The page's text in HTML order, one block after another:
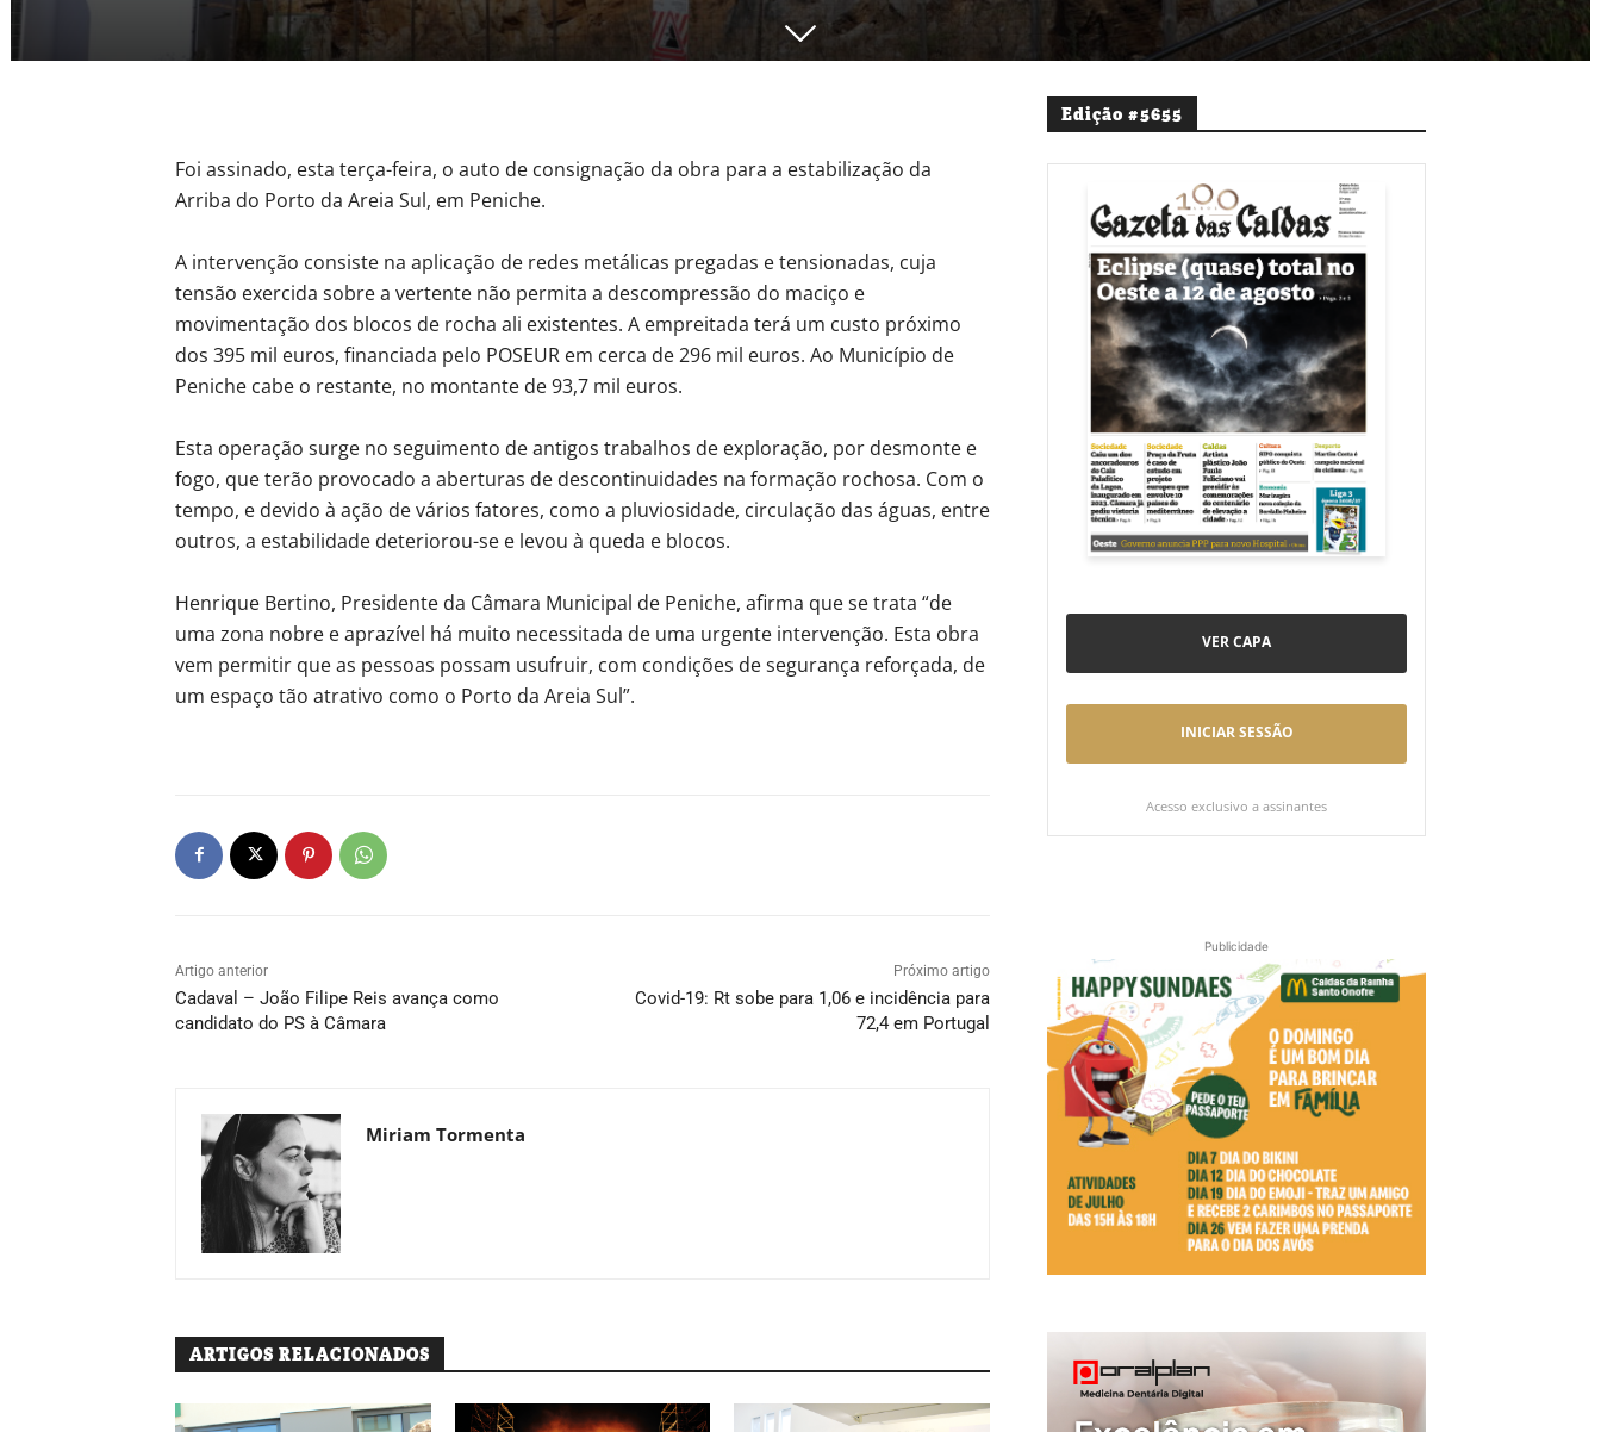
Foi assinado, esta terça-feira, o auto de consignação da obra para a estabilização da
Arriba do Porto da Areia Sul, em Peniche.
A intervenção consiste na aplicação de redes metálicas pregadas e tensionadas, cuja
tensão exercida sobre a vertente não permita a descompressão do maciço e
movimentação dos blocos de rocha ali existentes. A empreitada terá um custo próximo
dos 395 mil euros, financiada pelo POSEUR em cerca de 296 mil euros. Ao Município de
Peniche cabe o restante, no montante de 93,7 mil euros.
Esta operação surge no seguimento de antigos trabalhos de exploração, por desmonte e
fogo, que terão provocado a aberturas de descontinuidades na formação rochosa. Com o
tempo, e devido à ação de vários fatores, como a pluviosidade, circulação das águas, entre
outros, a estabilidade deteriorou-se e levou à queda e blocos.
Henrique Bertino, Presidente da Câmara Municipal de Peniche, afirma que se trata “de
uma zona nobre e aprazível há muito necessitada de uma urgente intervenção. Esta obra
vem permitir que as pessoas possam usufruir, com condições de segurança reforçada, de
um espaço tão atrativo como o Porto da Areia Sul”.
Artigo anterior
Cadaval – João Filipe Reis avança como
candidato do PS à Câmara
Próximo artigo
Covid-19: Rt sobe para 1,06 e incidência para
72,4 em Portugal
Miriam Tormenta
ARTIGOS RELACIONADOS
Edição #5655
VER CAPA
INICIAR SESSÃO
Acesso exclusivo a assinantes
Publicidade